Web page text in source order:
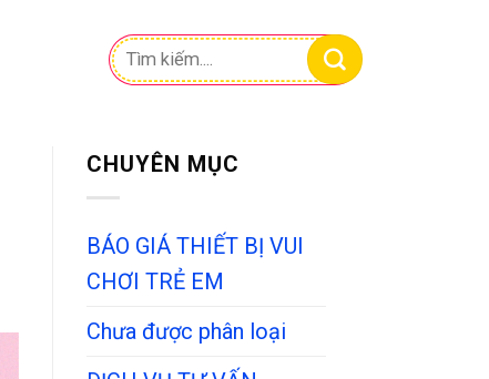
Tìm
kiếm:
CHUYÊN MỤC
BÁO GIÁ THIẾT BỊ VUI
CHƠI TRẺ EM
Chưa được phân loại